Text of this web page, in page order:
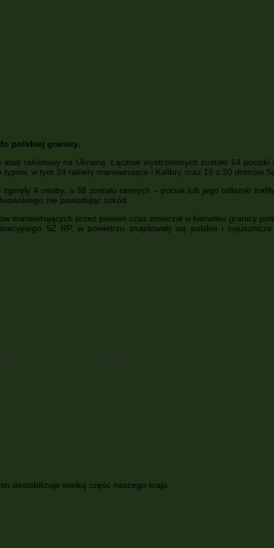
polskiej granicy.
rakietowy na Ukrainę. Łącznie wystrzelonych zostało 64
w tym 24 rakiety manewrujące i Kalibry oraz 15 z 20 dronów
4 osoby, a 38 zostało rannych – pocisk lub jego odłamki
nie powodując szkód.
manewrujących przez pewien czas zmierzał w kierunku granicy
SZ RP, w powietrzu znajdowały się polskie i
destabilizuje wielką część naszego kraju …